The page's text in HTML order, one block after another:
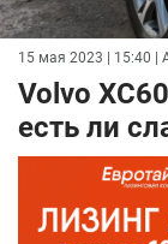
15 мая 2023 | 15:40 |
Volvo
есть ли